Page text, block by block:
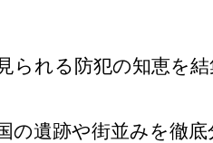
られる防犯の知恵を
の遺跡や街並みを徹